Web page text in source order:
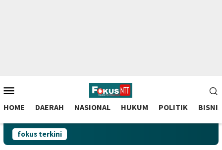
to
contentMobile
HOME DAERAH NASIONAL HUKUM POLITIK BISNIS
fokus terkini